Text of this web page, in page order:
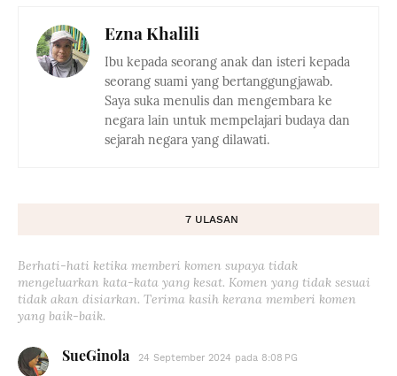
Ezna Khalili
Ibu kepada seorang anak dan isteri kepada
seorang suami yang bertanggungjawab.
Saya suka menulis dan mengembara ke
negara lain untuk mempelajari budaya dan
sejarah negara yang dilawati.
7 ULASAN
Berhati-hati ketika memberi komen supaya tidak
mengeluarkan kata-kata yang kesat. Komen yang tidak sesuai
tidak akan disiarkan. Terima kasih kerana memberi komen
yang baik-baik.
SueGinola 24 September 2024 pada 8:08 PG